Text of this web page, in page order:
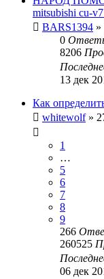
mitsubishi cu-
BARS1394 »
0
8206
13 дек
Как
whitewolf»
1
…
5
6
7
8
9
266
260525
06 дек